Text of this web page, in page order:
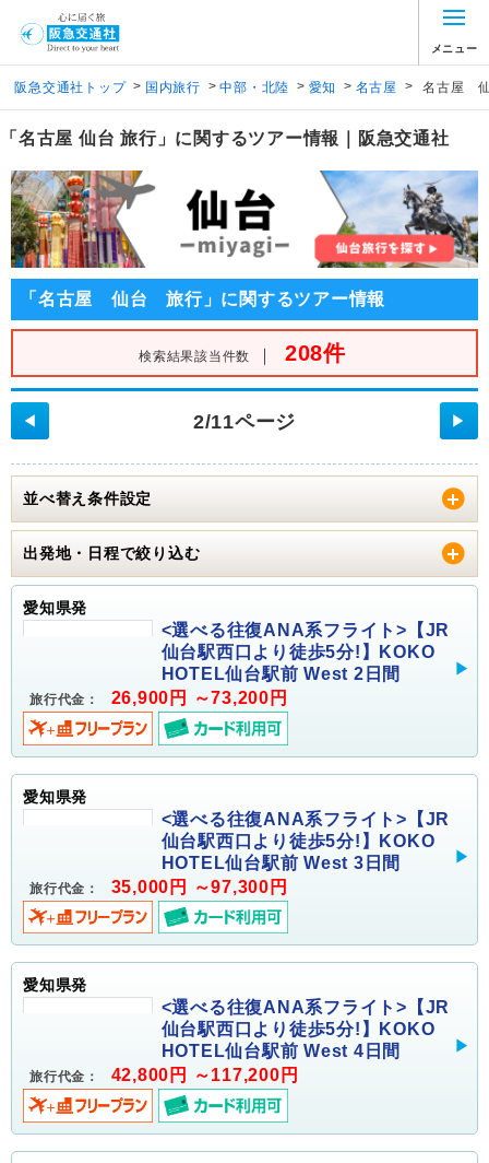
メニュー
阪急交通社トップ > 国内旅行 > 中部・北陸 > 愛知 > 名古屋 > 名古屋
「名古屋 仙台 旅行」に関するツアー情報｜阪急交通社
「名古屋 仙台 旅行」に関するツアー情報
検索結果該当件数 ｜ 208件
2/11ページ
◀ ▶
並べ替え条件設定
出発地・日程で絞り込む
愛知県発
<選べる往復ANA系フライト>【JR
仙台駅西口より徒歩5分!】KOKO
HOTEL仙台駅前 West 2日間
旅行代金： 26,900円 ～73,200円
愛知県発
<選べる往復ANA系フライト>【JR
仙台駅西口より徒歩5分!】KOKO
HOTEL仙台駅前 West 3日間
旅行代金： 35,000円 ～97,300円
愛知県発
<選べる往復ANA系フライト>【JR
仙台駅西口より徒歩5分!】KOKO
HOTEL仙台駅前 West 4日間
旅行代金： 42,800円 ～117,200円